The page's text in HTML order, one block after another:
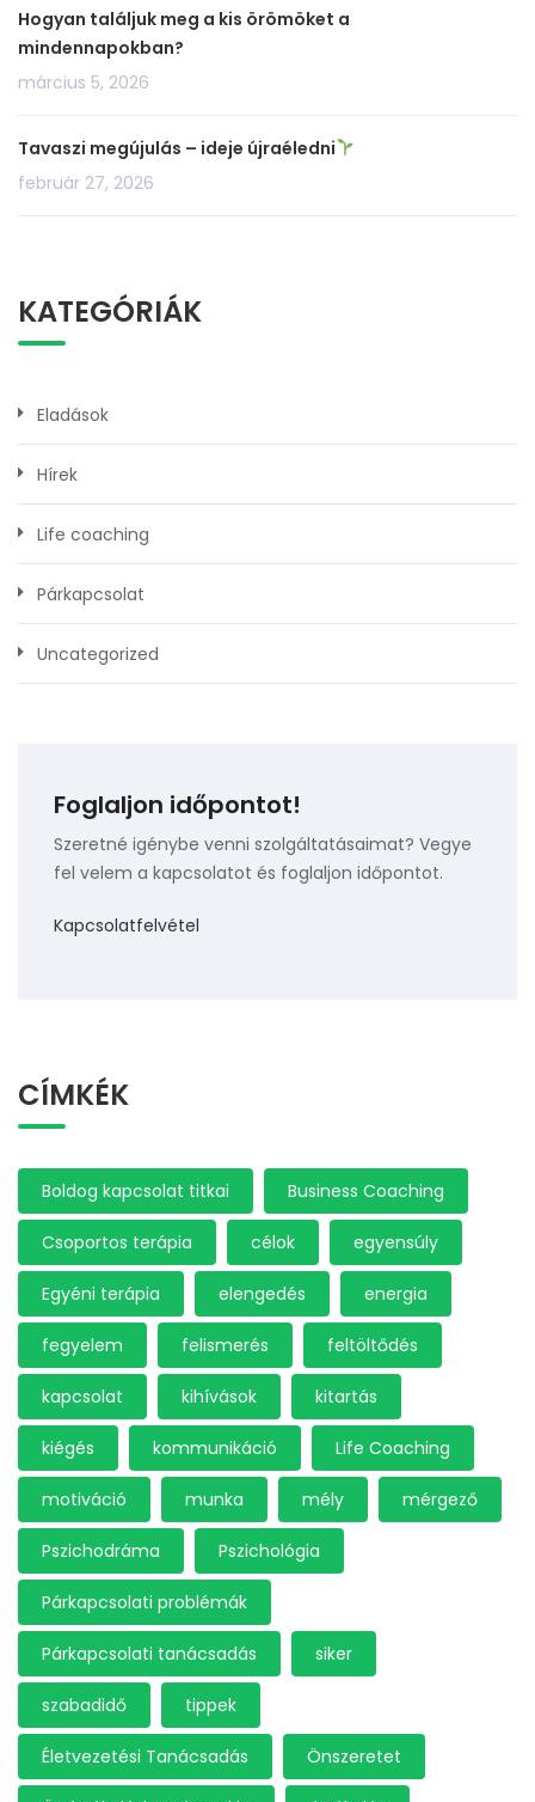
Hogyan találjuk meg a kis örömöket a
mindennapokban?
március 5, 2026
Tavaszi megújulás – ideje újraéledni
február 27, 2026
KATEGÓRIÁK
Eladások
Hírek
Life coaching
Párkapcsolat
Uncategorized
Foglaljon időpontot!
Szeretné igénybe venni szolgáltatásaimat? Vegye
fel velem a kapcsolatot és foglaljon időpontot.
Kapcsolatfelvétel
CÍMKÉK
Boldog kapcsolat titkai Business Coaching
Csoportos terápia célok egyensúly
Egyéni terápia elengedés energia
fegyelem felismerés feltöltődés
kapcsolat kihívások kitartás
kiégés kommunikáció Life Coaching
motiváció munka mély mérgező
Pszichodráma Pszichológia
Párkapcsolati problémák
Párkapcsolati tanácsadás siker
szabadidő tippek
Életvezetési Tanácsadás Önszeretet